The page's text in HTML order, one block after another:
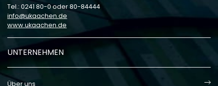
Tel.: 0241 80-0 oder 80-84444
info
ukaachen de
www.ukaachen.de
UNTERNEHMEN
Über uns